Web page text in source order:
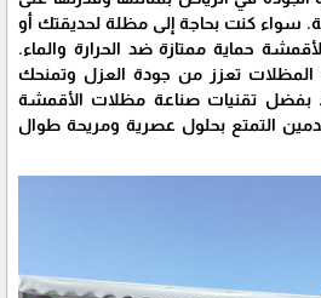
سواء كنت بحاجة إلى مظلة لحديقتك أو
حماية ممتازة ضد الحرارة والماء.
المظلات تعزز من جودة العزل وتمنحك
بفضل تقنيات صناعة مظلات الأقمشة
التمتع بحلول عصرية ومريحة طوال